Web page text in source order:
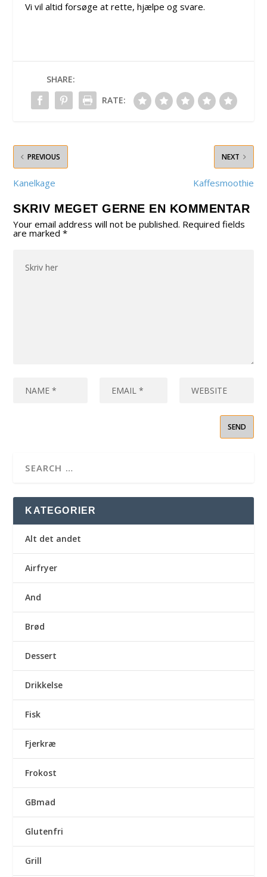
Vi vil altid forsøge at rette, hjælpe og svare.
SHARE:
RATE:
PREVIOUS
Kanelkage
NEXT
Kaffesmoothie
SKRIV MEGET GERNE EN KOMMENTAR
Your email address will not be published. Required fields
are marked*
KATEGORIER
Alt det andet
Airfryer
And
Brød
Dessert
Drikkelse
Fisk
Fjerkræ
Frokost
GBmad
Glutenfri
Grill